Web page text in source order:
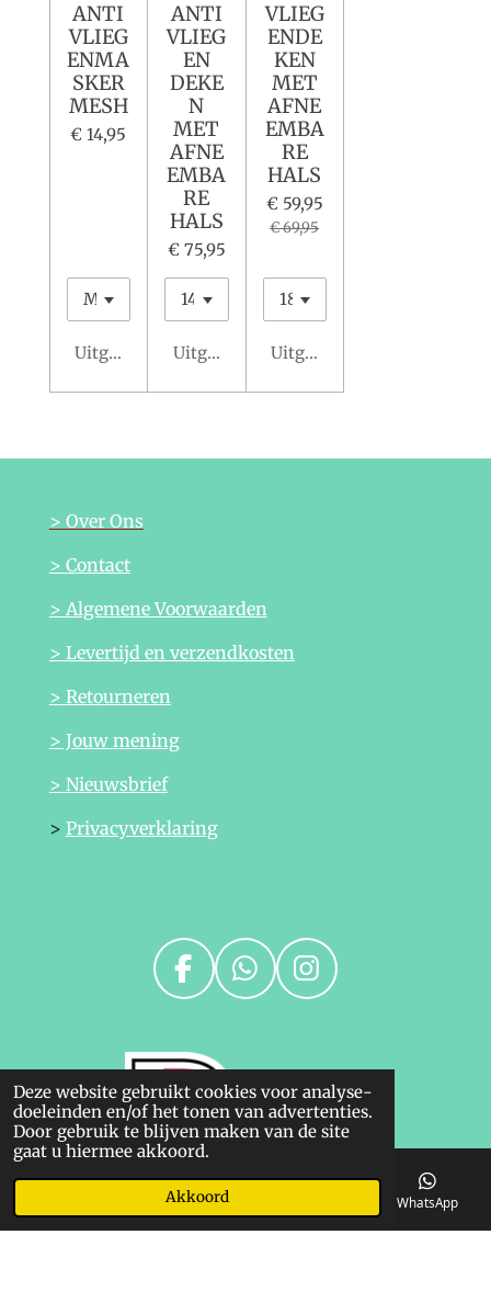
Deze website gebruikt cookies voor analyse-
doeleinden en/of het tonen van advertenties.
Door gebruik te blijven maken van de site
gaat u hiermee akkoord.
Akkoord
ANTI
VLIEG
ENMA
SKER
MESH
€ 14,95
Uitgeschakeld
ANTI
VLIEG
EN
DEKE
N
MET
AFNE
EMBA
RE
HALS
€ 75,95
Uitgeschakeld
VLIEG
ENDE
KEN
MET
AFNE
EMBA
RE
HALS
€ 59,95
€ 69,95
Uitgeschakeld
> Over Ons
> Contact
> Algemene Voorwaarden
> Levertijd en verzendkosten
> Retourneren
> Jouw mening
> Nieuwsbrief
> Privacyverklaring
F
e
b
o
o
k
W
t
s
A
p
I
t
a
g
a
m
Telefoonnummer WhatsApp